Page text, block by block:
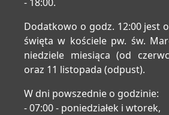
Dodatkowo o godz. 12:00 jest
święta w kościele pw. św.
niedziele miesiąca (od
oraz 11 listopada (odpust).
W dni powszednie o godzinie:
- 07:00 - poniedziałek i wtorek,